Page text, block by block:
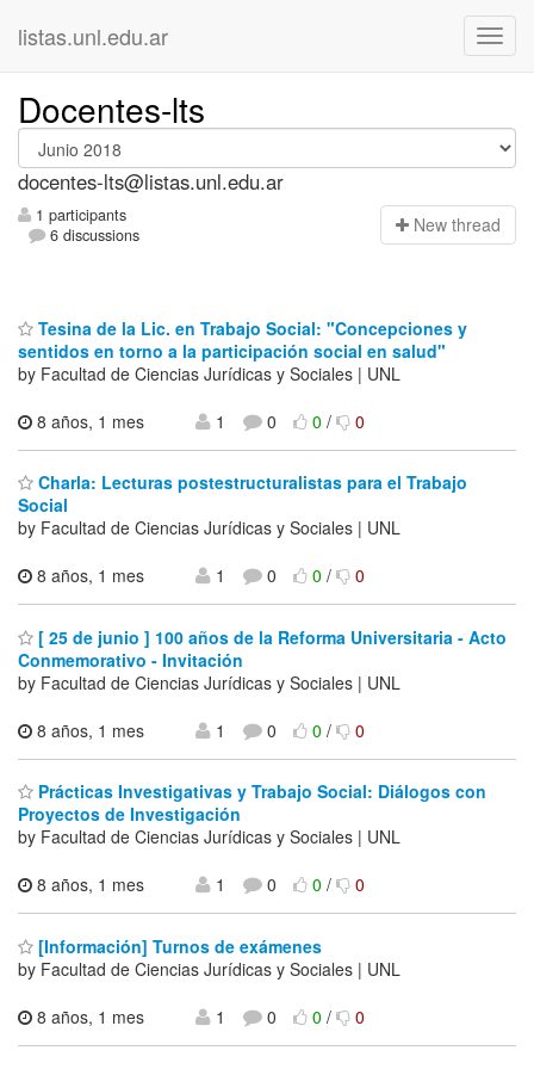
listas.unl.edu.ar
Docentes-lts
docentes-lts@listas.unl.edu.ar
1 participants
6 discussions
New thread
Tesina de la Lic. en Trabajo Social: "Concepciones y
sentidos en torno a la participación social en salud"
by Facultad de Ciencias Jurídicas y Sociales | UNL
8 años, 1 mes
1 0 0/ 0
Charla: Lecturas postestructuralistas para el Trabajo
Social
by Facultad de Ciencias Jurídicas y Sociales | UNL
8 años, 1 mes
1 0 0/ 0
[ 25 de junio ] 100 años de la Reforma Universitaria - Acto
Conmemorativo - Invitación
by Facultad de Ciencias Jurídicas y Sociales | UNL
8 años, 1 mes
1 0 0/ 0
Prácticas Investigativas y Trabajo Social: Diálogos con
Proyectos de Investigación
by Facultad de Ciencias Jurídicas y Sociales | UNL
8 años, 1 mes
1 0 0/ 0
[Información] Turnos de exámenes
by Facultad de Ciencias Jurídicas y Sociales | UNL
8 años, 1 mes
1 0 0/ 0